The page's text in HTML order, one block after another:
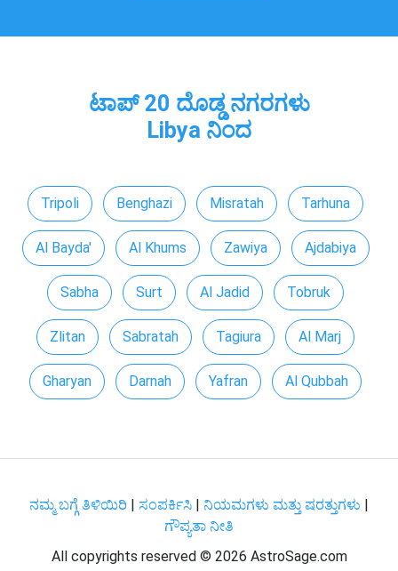
ಟಾಪ್ 20 ದೊಡ್ಡ ನಗರಗಳು
Libya ನಿಂದ
Tripoli Benghazi Misratah Tarhuna
Al Bayda' Al Khums Zawiya Ajdabiya
Sabha Surt Al Jadid Tobruk
Zlitan Sabratah Tagiura Al Marj
Gharyan Darnah Yafran Al Qubbah
ನಮ್ಮ ಬಗ್ಗೆ ತಿಳಿಯಿರಿ ಸಂಪರ್ಕಿಸಿ ನಿಯಮಗಳು ಮತ್ತು ಷರತ್ತುಗಳು
ಗೌಪ್ಯತಾ ನೀತಿ
All copyrights reserved © 2026 AstroSage.com